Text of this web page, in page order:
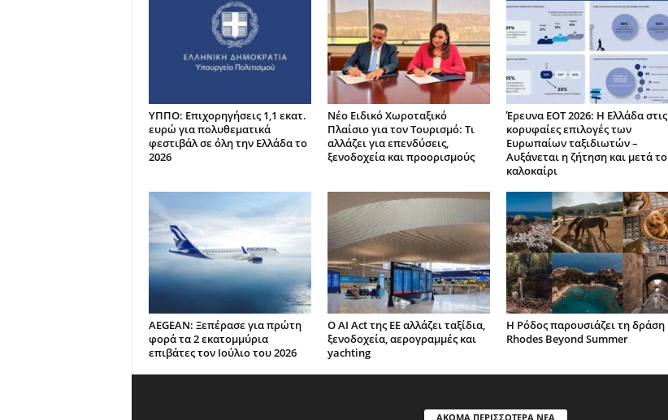
ΥΠΠΟ: Επιχορηγήσεις 1,1 εκατ.
ευρώ για πολυθεματικά
φεστιβάλ σε όλη την Ελλάδα το
2026
Νέο Ειδικό Χωροταξικό
Πλαίσιο για τον Τουρισμό: Τι
αλλάζει για επενδύσεις,
ξενοδοχεία και προορισμούς
Έρευνα ΕΟΤ 2026: Η Ελλάδα στις
κορυφαίες επιλογές των
Ευρωπαίων ταξιδιωτών –
Αυξάνεται η ζήτηση και μετά το
καλοκαίρι
AEGEAN: Ξεπέρασε για πρώτη
φορά τα 2 εκατομμύρια
επιβάτες τον Ιούλιο του 2026
Ο AI Act της ΕΕ αλλάζει ταξίδια,
ξενοδοχεία, αερογραμμές και
yachting
Η Ρόδος παρουσιάζει τη δράση
Rhodes Beyond Summer
ΑΚΟΜΑ ΠΕΡΙΣΣΟΤΕΡΑ ΝΕΑ